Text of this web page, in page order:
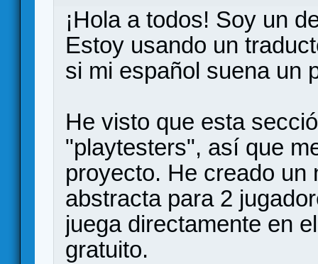
¡Hola a todos! Soy un
Estoy usando un
si mi español suena un
He visto que esta
"playtesters", así que
proyecto. He creado un
abstracta para 2
juega directamente en
gratuito.